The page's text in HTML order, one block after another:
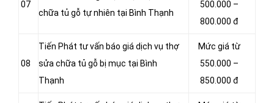
07
chữa tủ gỗ tự nhiên tại Bình Thạnh
500.000 –
800.000 đ
08
Tiến Phát tư vấn báo giá dịch vụ thợ
sửa chữa tủ gỗ bị mục tại Bình
Thạnh
Mức giá từ
550.000 –
850.000 đ